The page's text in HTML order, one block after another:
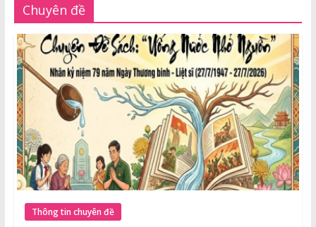
Chuyên đề
Thông tin chuyên đề